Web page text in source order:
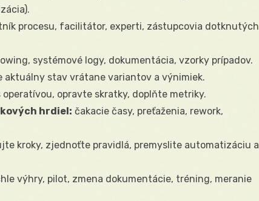
procesu, facilitátor, experti, zástupcovia dotknutých
systémové logy, dokumentácia, vzorky prípadov.
stav vrátane variantov a výnimiek.
opravte skratky, doplňte metriky.
hrdiel: čakacie časy, preťaženia, rework,
kroky, zjednoťte pravidlá, premyslite automatizáciu a
výhry, pilot, zmena dokumentácie, tréning, meranie